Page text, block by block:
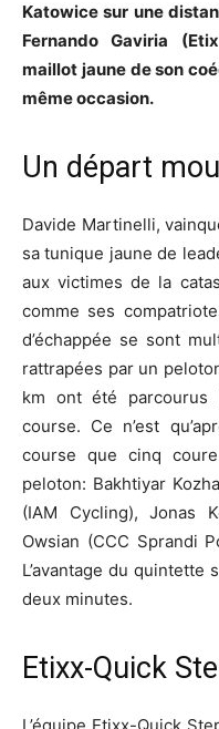
Katowice sur une
Fernando Gaviria
maillot jaune de son
même occasion.
Un départ
Davide Martinelli,
sa tunique jaune de
aux victimes de la
comme ses
d’échappée se sont
rattrapées par un
km ont été
course. Ce n’est
course que cinq
peloton: Bakhtiyar
(IAM Cycling), Jonas
Owsian (CCC Sprandi
L’avantage du quintette
deux minutes.
Etixx-Quick